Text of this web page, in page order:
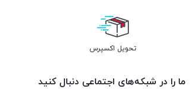
تحویل اکسپرس
ما را در شبکه‌های اجتماعی دنبال کنید